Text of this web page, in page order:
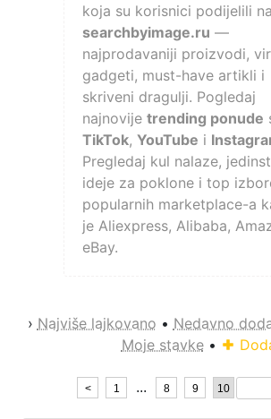
koja su korisnici podijelili na
searchbyimage.ru —
najprodavaniji proizvodi,
gadgeti, must-have artikli i
skriveni dragulji. Pogledaj
najnovije trending ponude
TikTok, YouTube i
Pregledaj kul nalaze,
ideje za poklone i top
popularnih marketplace-a
je Aliexpress, Alibaba,
eBay.
› Najviše lajkovano • Nedavno
Moje stavke •
< 1 ... 8 9 10